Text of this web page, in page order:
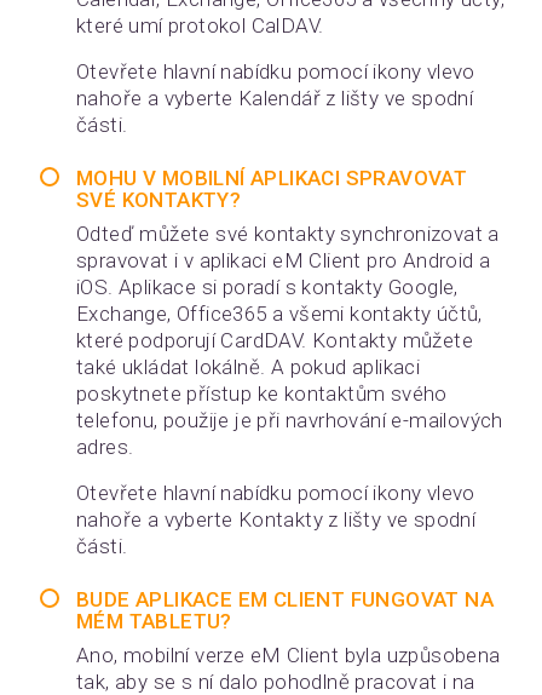
které umí protokol CalDAV.
Otevřete hlavní nabídku pomocí ikony vlevo
nahoře a vyberte Kalendář z lišty ve spodní
části.
MOHU V MOBILNÍ APLIKACI SPRAVOVAT
SVÉ KONTAKTY?
Odteď můžete své kontakty synchronizovat a
spravovat i v aplikaci eM Client pro Android a
iOS. Aplikace si poradí s kontakty Google,
Exchange, Office365 a všemi kontakty účtů,
které podporují CardDAV. Kontakty můžete
také ukládat lokálně. A pokud aplikaci
poskytnete přístup ke kontaktům svého
telefonu, použije je při navrhování e-mailových
adres.
Otevřete hlavní nabídku pomocí ikony vlevo
nahoře a vyberte Kontakty z lišty ve spodní
části.
BUDE APLIKACE EM CLIENT FUNGOVAT NA
MÉM TABLETU?
Ano, mobilní verze eM Client byla uzpůsobena
tak, aby se s ní dalo pohodlně pracovat i na